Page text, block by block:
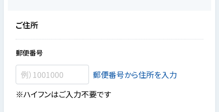
ご住所
郵便番号
郵便番号から住所を入力
※ハイフンはご入力不要です